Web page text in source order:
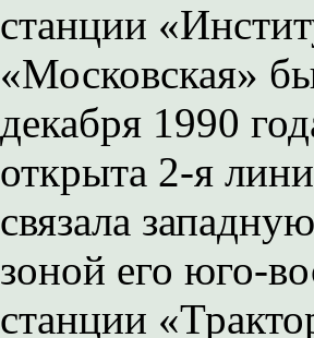
станции
«Московская»
декабря 1990
открыта 2-я
связала
зоной его юго-
станции